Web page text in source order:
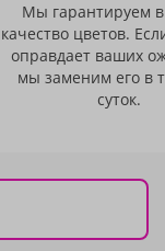
Мы гарантируем
качество цветов.
оправдает ваших
мы заменим его в
суток.